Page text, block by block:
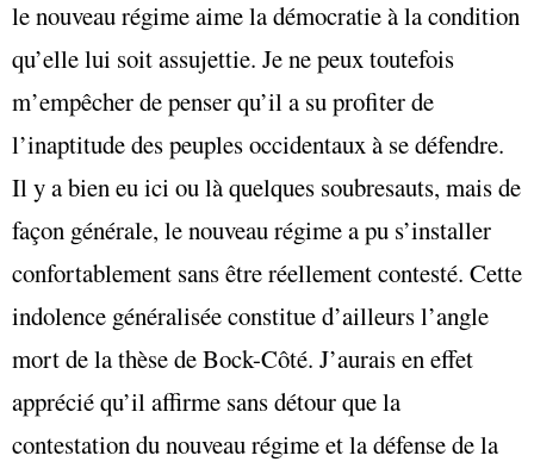
le nouveau régime aime la démocratie à la condition
qu’elle lui soit assujettie. Je ne peux toutefois
m’empêcher de penser qu’il a su profiter de
l’inaptitude des peuples occidentaux à se défendre.
Il y a bien eu ici ou là quelques soubresauts, mais de
façon générale, le nouveau régime a pu s’installer
confortablement sans être réellement contesté. Cette
indolence généralisée constitue d’ailleurs l’angle
mort de la thèse de Bock-Côté. J’aurais en effet
apprécié qu’il affirme sans détour que la
contestation du nouveau régime et la défense de la